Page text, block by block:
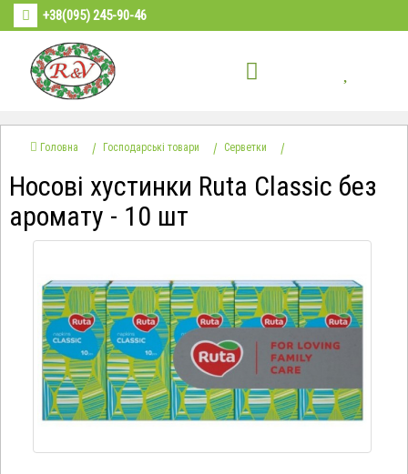
+38(095) 245-90-46
Головна Господарські товари Серветки
Носові хустинки Ruta Classic без
аромату - 10 шт